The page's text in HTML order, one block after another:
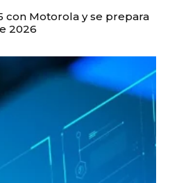
con Motorola y se prepara
2026